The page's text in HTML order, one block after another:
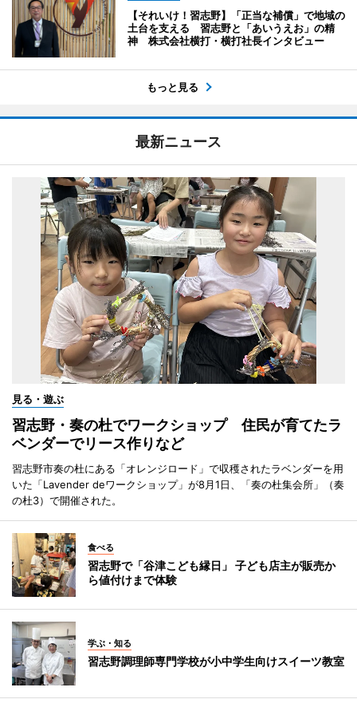
【それいけ！習志野】「正当な補償」で地域の
土台を支える 習志野と「あいうえお」の精
神 株式会社横打・横打社長インタビュー
もっと見る
最新ニュース
見る・遊ぶ
習志野・奏の杜でワークショップ 住民が育てたラ
ベンダーでリース作りなど
習志野市奏の杜にある「オレンジロード」で収穫されたラベンダーを用
いた「Lavender deワークショップ」が8月1日、「奏の杜集会所」（奏
の杜3）で開催された。
食べる
習志野で「谷津こども縁日」 子ども店主が販売か
ら値付けまで体験
学ぶ・知る
習志野調理師専門学校が小中学生向けスイーツ教室